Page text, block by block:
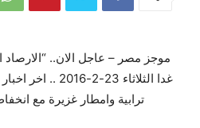
موجز مصر – عاجل الان.. “الارصاد
غدا الثلاثاء
ترابية وامطار غزيرة مع